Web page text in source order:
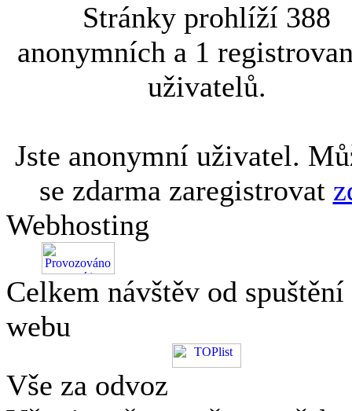
Stránky prohlíží 388
anonymních a 1
uživatelů.
Jste anonymní uživatel.
se zdarma zaregistrovat
Webhosting
Celkem návštěv od spuštění
webu
Vše za odvoz